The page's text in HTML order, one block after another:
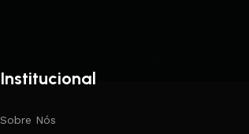
Institucional
Sobre Nós